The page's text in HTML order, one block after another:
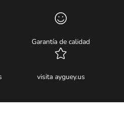
Garantía de calidad
visita ayguey.us